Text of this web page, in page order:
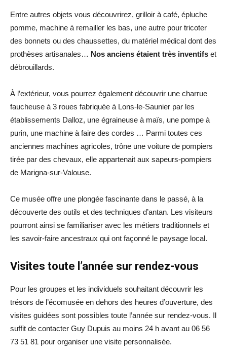
Entre autres objets vous découvrirez, grilloir à café, épluche
pomme, machine à remailler les bas, une autre pour tricoter
des bonnets ou des chaussettes, du matériel médical dont des
prothèses artisanales… Nos anciens étaient très inventifs et
débrouillards.
À l’extérieur, vous pourrez également découvrir une charrue
faucheuse à 3 roues fabriquée à Lons-le-Saunier par les
établissements Dalloz, une égraineuse à maïs, une pompe à
purin, une machine à faire des cordes … Parmi toutes ces
anciennes machines agricoles, trône une voiture de pompiers
tirée par des chevaux, elle appartenait aux sapeurs-pompiers
de Marigna-sur-Valouse.
Ce musée offre une plongée fascinante dans le passé, à la
découverte des outils et des techniques d’antan. Les visiteurs
pourront ainsi se familiariser avec les métiers traditionnels et
les savoir-faire ancestraux qui ont façonné le paysage local.
Visites toute l’année sur rendez-vous
Pour les groupes et les individuels souhaitant découvrir les
trésors de l’écomusée en dehors des heures d’ouverture, des
visites guidées sont possibles toute l’année sur rendez-vous. Il
suffit de contacter Guy Dupuis au moins 24 h avant au 06 56
73 51 81 pour organiser une visite personnalisée.